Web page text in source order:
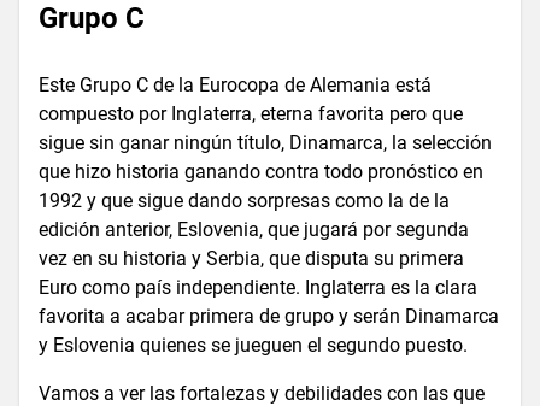
Grupo C
Este Grupo C de la Eurocopa de Alemania está
compuesto por Inglaterra, eterna favorita pero que
sigue sin ganar ningún título, Dinamarca, la selección
que hizo historia ganando contra todo pronóstico en
1992 y que sigue dando sorpresas como la de la
edición anterior, Eslovenia, que jugará por segunda
vez en su historia y Serbia, que disputa su primera
Euro como país independiente. Inglaterra es la clara
favorita a acabar primera de grupo y serán Dinamarca
y Eslovenia quienes se jueguen el segundo puesto.
Vamos a ver las fortalezas y debilidades con las que